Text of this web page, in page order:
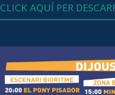
CLICK AQUÍ PER